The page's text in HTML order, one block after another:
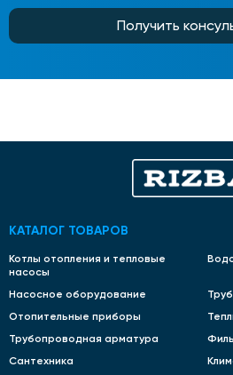
Получить
КАТАЛОГ ТОВАРОВ
Котлы отопления и тепловые
насосы
Насосное оборудование
Отопительные приборы
Трубопроводная арматура
Сантехника